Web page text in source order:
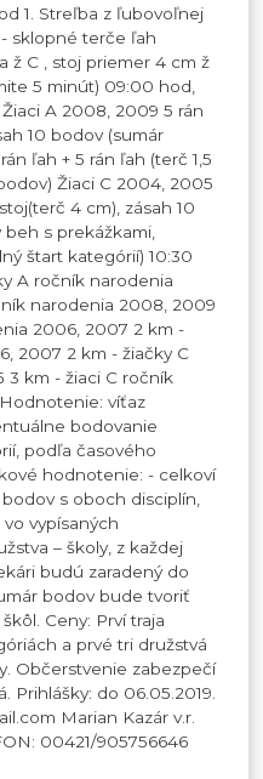
1. Streľba z ľubovoľnej
sklopné terče ľah
ž C , stoj priemer 4 cm ž
5 minút) 09:00 hod,
A 2008, 2009 5 rán
10 bodov (sumár
ľah + 5 rán ľah (terč 1,5
Žiaci C 2004, 2005
4 cm), zásah 10
s prekážkami,
štart kategórií) 10:30
A ročník narodenia
narodenia 2008, 2009
2006, 2007 2 km -
2007 2 km - žiačky C
km - žiaci C ročník
víťaz
bodovanie
podľa časového
hodnotenie: - celkoví
s oboch disciplín,
vypísaných
– školy, z každej
budú zaradený do
bodov bude tvoriť
Ceny: Prví traja
a prvé tri družstvá
Občerstvenie zabezpečí
Prihlášky: do 06.05.2019.
Marian Kazár v.r.
00421/905756646